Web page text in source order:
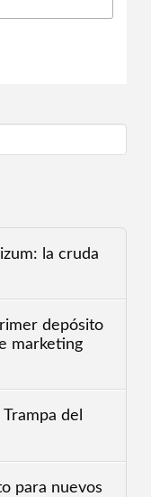
la cruda
depósito
marketing
del
para nuevos